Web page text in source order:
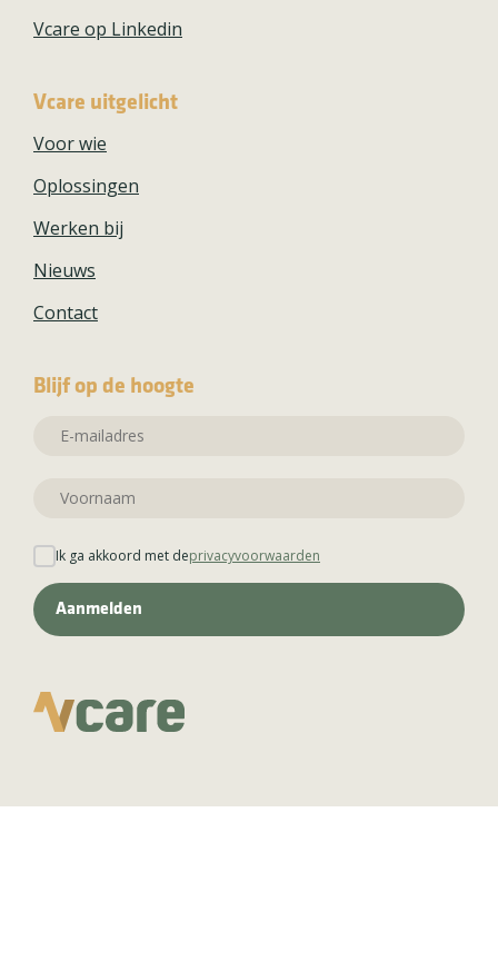
Vcare op Linkedin
Vcare uitgelicht
Voor wie
Oplossingen
Werken bij
Nieuws
Contact
Blijf op de hoogte
Ik ga akkoord met deprivacyvoorwaarden